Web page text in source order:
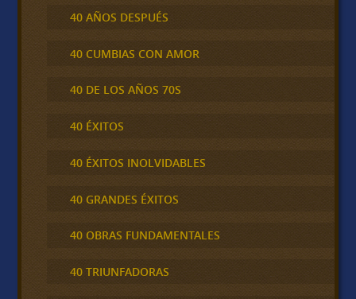
40 AÑOS DESPUÉS
40 CUMBIAS CON AMOR
40 DE LOS AÑOS 70S
40 ÉXITOS
40 ÉXITOS INOLVIDABLES
40 GRANDES ÉXITOS
40 OBRAS FUNDAMENTALES
40 TRIUNFADORAS